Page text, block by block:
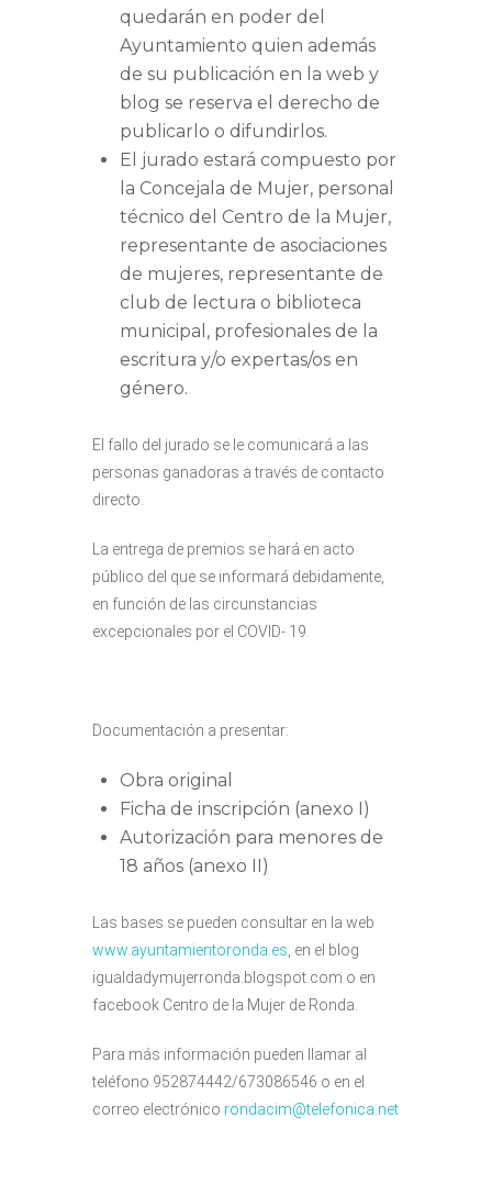
quedarán en poder del
Ayuntamiento quien además
de su publicación en la web y
blog se reserva el derecho de
publicarlo o difundirlos.
El jurado estará compuesto por
la Concejala de Mujer, personal
técnico del Centro de la Mujer,
representante de asociaciones
de mujeres, representante de
club de lectura o biblioteca
municipal, profesionales de la
escritura y/o expertas/os en
género.
El fallo del jurado se le comunicará a las
personas ganadoras a través de contacto
directo.
La entrega de premios se hará en acto
público del que se informará debidamente,
en función de las circunstancias
excepcionales por el COVID- 19.
Documentación a presentar:
Obra original
Ficha de inscripción (anexo I)
Autorización para menores de
18 años (anexo II)
Las bases se pueden consultar en la web
www.ayuntamientoronda.es , en el blog
igualdadymujerronda.blogspot.com o en
facebook Centro de la Mujer de Ronda.
Para más información pueden llamar al
teléfono 952874442/673086546 o en el
correo electrónico rondacim@telefonica.net